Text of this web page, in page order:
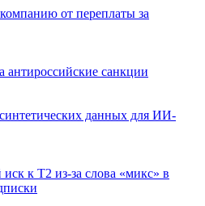
от переплаты за
антироссийские санкции
данных для ИИ-
к Т2 из-за слова «микс» в